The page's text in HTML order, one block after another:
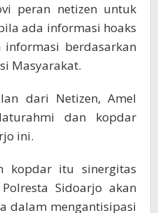
peran netizen untuk
ada informasi hoaks
informasi berdasarkan
Masyarakat.
dari Netizen, Amel
dan kopdar
ini.
kopdar itu sinergitas
Sidoarjo akan
dalam mengantisipasi